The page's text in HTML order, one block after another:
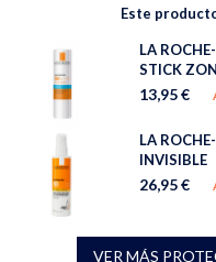
Este
LA
STICK
13,95 €
LA
INVISIBLE
26,95 €
VER MÁS